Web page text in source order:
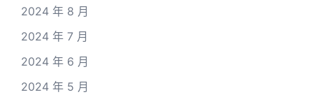
2024 年 8 月
2024 年 7 月
2024 年 6 月
2024 年 5 月